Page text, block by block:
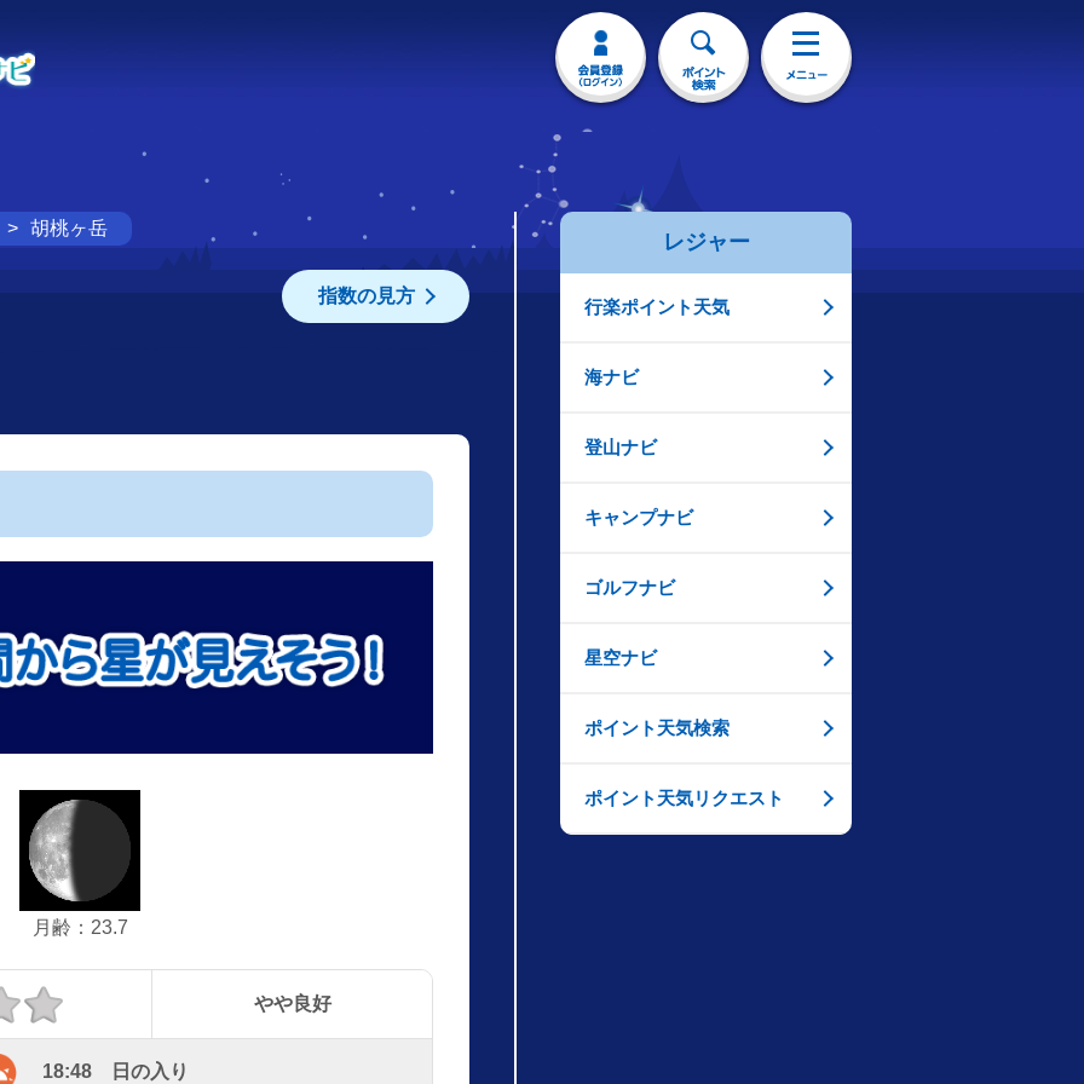
胡桃ヶ岳
指数の見方
月齢：23.7
やや良好
18:48 日の入り
レジャー
行楽ポイント天気
海ナビ
登山ナビ
キャンプナビ
ゴルフナビ
星空ナビ
ポイント天気検索
ポイント天気リクエスト